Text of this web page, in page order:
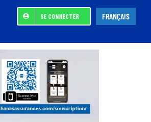
SE CONNECTER FRANÇAIS